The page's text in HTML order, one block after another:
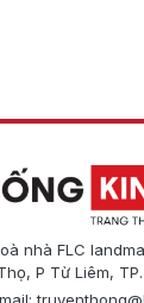
nhà FLC
P Từ Liêm,